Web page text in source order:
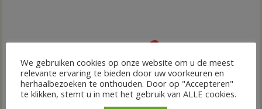
We gebruiken cookies op onze website om u de meest
relevante ervaring te bieden door uw voorkeuren en
herhaalbezoeken te onthouden. Door op "Accepteren"
te klikken, stemt u in met het gebruik van ALLE cookies.